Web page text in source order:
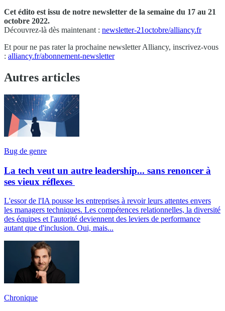
Cet édito est issu de notre newsletter de la semaine du 17 au 21
octobre 2022.
Découvrez-là dès maintenant : newsletter-21octobre/alliancy.fr
Et pour ne pas rater la prochaine newsletter Alliancy, inscrivez-vous
: alliancy.fr/abonnement-newsletter
Autres articles
Bug de genre
La tech veut un autre leadership... sans renoncer à
ses vieux réflexes
L'essor de l'IA pousse les entreprises à revoir leurs attentes envers
les managers techniques. Les compétences relationnelles, la diversité
des équipes et l'autorité deviennent des leviers de performance
autant que d'inclusion. Oui, mais...
Chronique